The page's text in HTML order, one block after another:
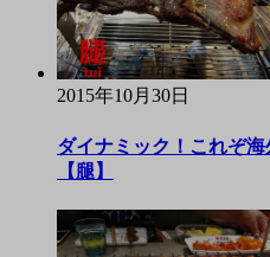
2015年10月30日
ダイナミック！これぞ
【腿】